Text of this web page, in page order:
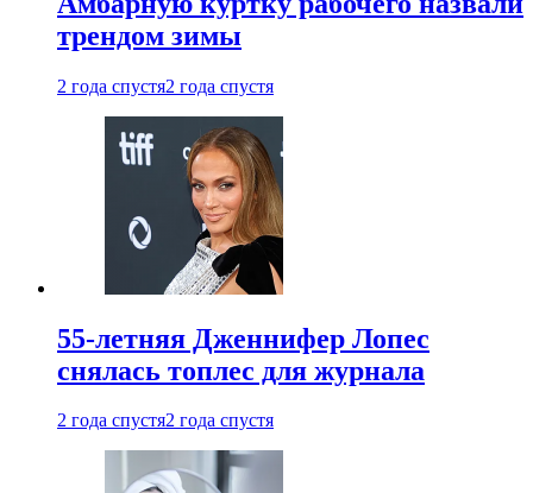
трендом зимы
2 года спустя2 года спустя
55-летняя Дженнифер Лопес
снялась топлес для журнала
2 года спустя2 года спустя